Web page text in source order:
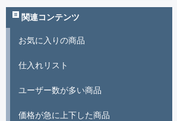
関連コンテンツ
お気に入りの商品
仕入れリスト
ユーザー数が多い商品
価格が急に上下した商品